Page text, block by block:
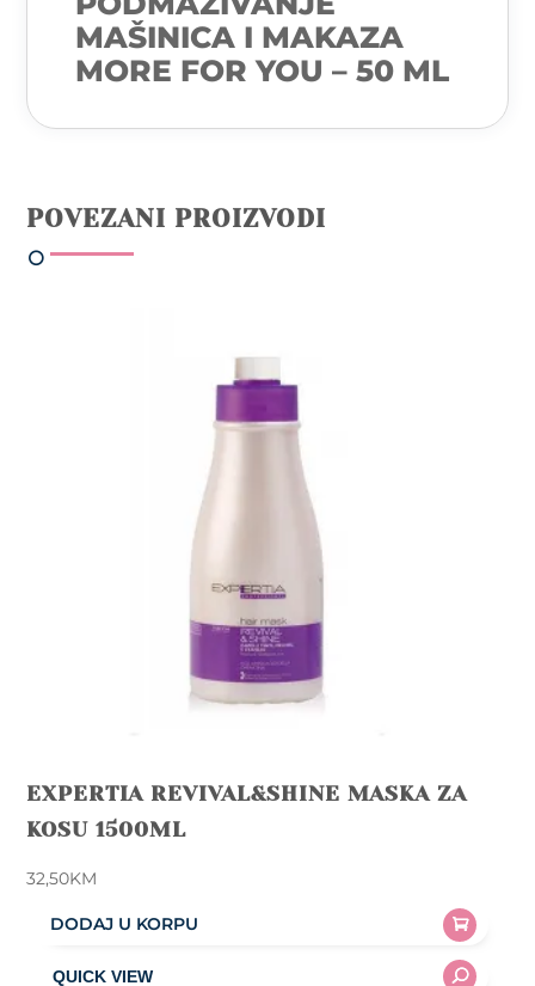
MAŠINICA I MAKAZA
MORE FOR YOU – 50 ML
POVEZANI PROIZVODI
EXPERTIA REVIVAL&SHINE MASKA ZA
KOSU 1500ML
32,50KM
DODAJ U KORPU